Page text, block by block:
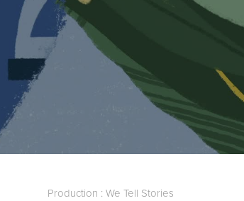
Production : We Tell Stories